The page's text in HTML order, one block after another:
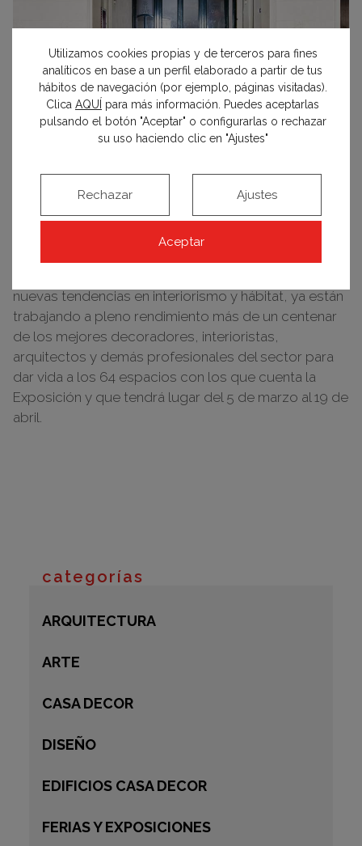
Casa Decor 2020 ya está en marcha. En el interior del
nuevas tendencias en interiorismo y hábitat, ya están
trabajando a pleno rendimiento más de un centenar
de los mejores decoradores, interioristas,
arquitectos y demás profesionales del sector para
dar vida a los 64 espacios con los que cuenta la
Exposición y que tendrá lugar del 5 de marzo al 19 de
abril.
categorías
ARQUITECTURA
ARTE
CASA DECOR
DISEÑO
EDIFICIOS CASA DECOR
FERIAS Y EXPOSICIONES
Utilizamos cookies propias y de terceros para fines
analíticos en base a un perfil elaborado a partir de tus
hábitos de navegación (por ejemplo, páginas visitadas).
Clica AQUÍ para más información. Puedes aceptarlas
pulsando el botón "Aceptar" o configurarlas o rechazar
su uso haciendo clic en "Ajustes"
Aceptar
Rechazar Ajustes